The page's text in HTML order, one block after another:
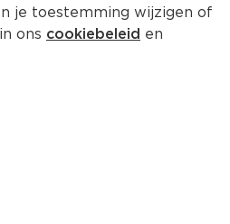
speculaasjes
je toestemming wijzigen of
ons cookiebeleid en